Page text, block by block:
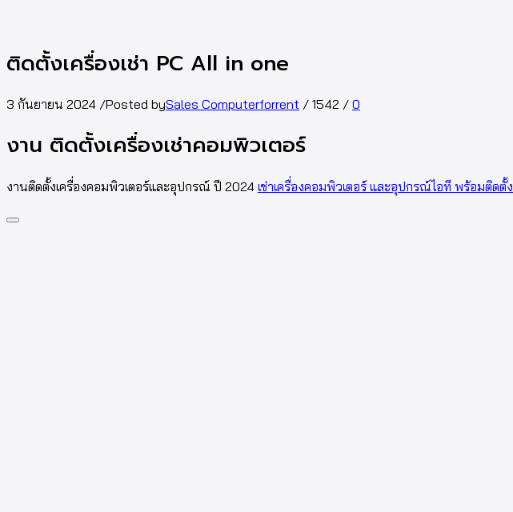
ติดตั้งเครื่องเช่า PC All in one
3 กันยายน 2024 /Posted bySales Computerforrent / 1542 / 0
งาน ติดตั้งเครื่องเช่าคอมพิวเตอร์
งานติดตั้งเครื่องคอมพิวเตอร์และอุปกรณ์ ปี 2024 เช่าเครื่องคอมพิวเตอร์ และอุปกรณ์ไอที พร้อมติดตั้ง